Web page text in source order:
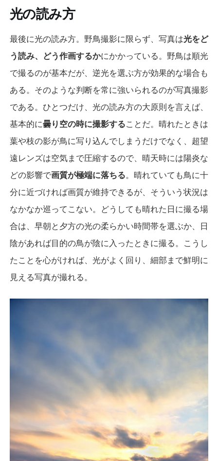
光の読み方
最後に光の読み方。野鳥撮影に限らず、写真は光をど
う読み、どう作画するかにかかっている。野鳥は順光
で撮るのが基本だが、逆光を選ぶ方が効果的な場合も
ある。そのような判断を常に強いられるのが写真撮影
である。ひとつだけ、光の読み方の大原則を言えば、
基本的に曇り空の時に撮影することだ。晴れたときは
葉や枝の影が鳥に写り込んでしまうだけでなく、超望
遠レンズは空気まで圧縮するので、晴天時には陽炎な
どの影響で画質が極端に落ちる。晴れていても鳥に十
分に近づければ画質が維持できるが、そういう状況は
なかなか巡ってこない。どうしても晴れた日に撮る場
合は、早朝と夕方の光の柔らかい時間帯を選ぶか、日
陰があれば目的の鳥が陰に入ったときに撮る。こうし
たことを心がければ、光がよく回り、細部まで鮮明に
見える写真が撮れる。